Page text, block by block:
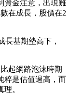
資金注意，出現難
在成長，股價在2
長基期墊高下，
起網路泡沫時期
粹是估值過高，而
。